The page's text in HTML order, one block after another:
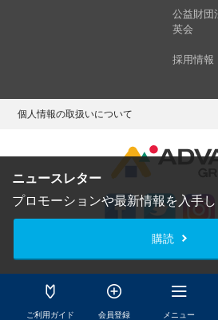
ご利用ガイド 会員登録 メニュー
ニュースレター
プロモーションや最新情報を入手
購読
公益財団
英会
採用情報
個人情報の取扱いについて